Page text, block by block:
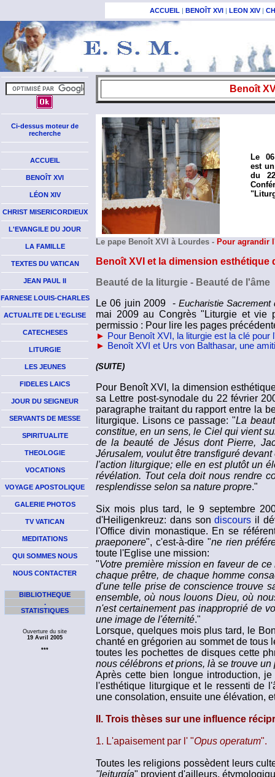
ACCUEIL | BENOÎT XVI | LEON XIV|
Ci-dessus moteur de
recherche
ACCUEIL
BENOÎT XVI
LÉON XIV
CHRIST MISERICORDIEUX
L'EVANGILE DU JOUR
LA FAMILLE
TEXTES DU VATICAN
JEAN PAUL II
FARNESE LOUIS-CHARLES
ACTUALITE DE L'EGLISE
CATECHESES
LITURGIE
LES JEUNES
FIDELES LAICS
JOUR DU SEIGNEUR
SERVANTS DE MESSE
SPIRITUALITE
THEOLOGIE
VOCATIONS
VOYAGE APOSTOLIQUE
GALERIE PHOTOS
TV VATICAN
MEDITATIONS
QUI SOMMES NOUS
NOUS CONTACTER
BIBLIOTHEQUE
.
STATISTIQUES
Ouverture du site
19 Avril 2005
***
Benoît
Le
est
du
Le pape Benoît XVI à Lourdes - Pour agrandir
Benoît XVI et la dimension esthétique
Beauté de la liturgie - Beauté de l'âme
Le 06 juin 2009 - Eucharistie Sacrement
mai 2009 au Congrès "Liturgie et vie
permissio : Pour lire les pages
► Pour Benoît XVI, la liturgie est la clé
► Benoît XVI et Urs von Balthasar, une
(SUITE)
Pour Benoît XVI, la dimension
sa Lettre post-synodale du 22 février
paragraphe traitant du rapport entre la
liturgique. Lisons ce passage: "La
constitue, en un sens, le Ciel qui vient
de la beauté de Jésus dont Pierre,
Jérusalem, voulut être transfiguré devant
l'action liturgique; elle en est plutôt un
révélation. Tout cela doit nous rendre
resplendisse selon sa nature propre."
Six mois plus tard, le 9 septembre
d'Heiligenkreuz: dans sondiscours il
l'Office divin monastique. En se
praeponere", c'est-à-dire "ne rien
toute l'Eglise une mission:
"Votre première mission en faveur de
chaque prêtre, de chaque homme
d'une telle prise de conscience trouve
ensemble, où nous louons Dieu, où
n'est certainement pas inapproprié de
une image de l'éternité."
Lorsque, quelques mois plus tard, le
chanté en grégorien au sommet de tous
toutes les pochettes de disques cette
nous célébrons et prions, là se trouve
Après cette bien longue introduction,
l'esthétique liturgique et le ressenti de
une consolation, ensuite une élévation,
II. Trois thèses sur une influence
1. L'apaisement par l' "Opus operatum".
Toutes les religions possèdent leurs
"leiturgía" provient d'ailleurs,